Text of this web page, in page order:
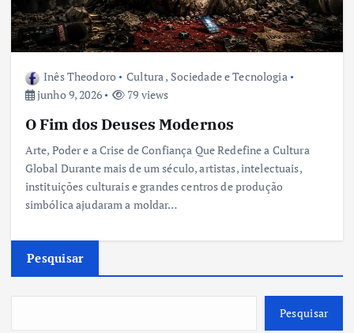
Inês Theodoro Cultura, Sociedade e Tecnologia
junho 9, 2026
79 views
O Fim dos Deuses Modernos
Arte, Poder e a Crise de Confiança Que Redefine a Cultura
Global Durante mais de um século, artistas, intelectuais,
instituições culturais e grandes centros de produção
simbólica ajudaram a moldar…
Pesquisar
Pesquisar